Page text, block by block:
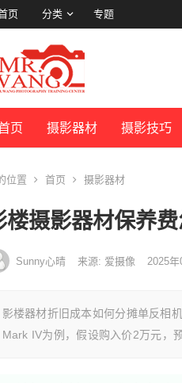
页 分类 专题
页 摄影器材 摄影技巧
位置 首页 摄影器材
楼摄影器材保养
Sunny心晴 来源: 爱摄像 2025年
影楼器材折旧成本如何分摊单反相
Mark IV为例，假设购入价2万元，